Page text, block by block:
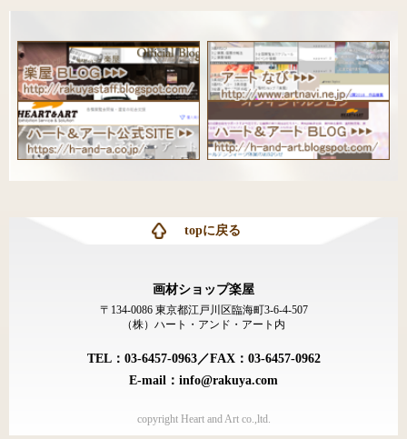
topに戻る
画材ショップ楽屋
〒134-0086 東京都江戸川区臨海町3-6-4-507
（株）ハート・アンド・アート内
TEL：03-6457-0963／FAX：03-6457-0962
E-mail：info@rakuya.com
copyright Heart and Art co.,ltd.